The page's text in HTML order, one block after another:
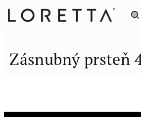
obsah
Zásnubný prsteň